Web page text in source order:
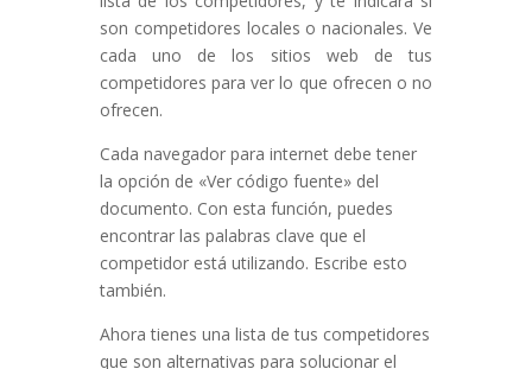
son competidores locales o nacionales. Ve
cada uno de los sitios web de tus
competidores para ver lo que ofrecen o no
ofrecen.
Cada navegador para internet debe tener
la opción de «Ver código fuente» del
documento. Con esta función, puedes
encontrar las palabras clave que el
competidor está utilizando. Escribe esto
también.
Ahora tienes una lista de tus competidores
que son alternativas para solucionar el